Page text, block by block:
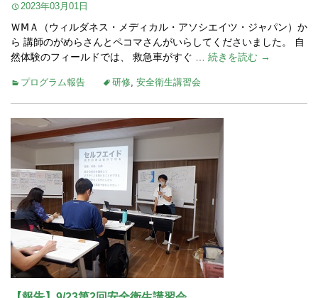
2023年03月01日
ＷⅯＡ（ウィルダネス・メディカル・アソシエイツ・ジャパン）か
ら 講師のがめらさんとペコマさんがいらしてくださいました。 自
然体験のフィールドでは、 救急車がすぐ … 続きを読む →
プログラム報告 研修, 安全衛生講習会